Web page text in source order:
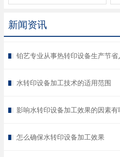
新闻资讯
铂艺专业从事热转印设备生产节省
水转印设备加工技术的适用范围
影响水转印设备加工效果的因素有
怎么确保水转印设备加工效果